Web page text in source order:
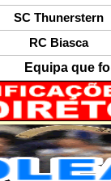
SC Thunerstern
RC Biasca
Equipa que